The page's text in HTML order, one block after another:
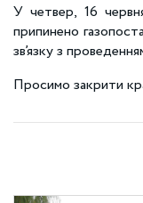
У четвер, 16
припинено
зв’язку з
Просимо закрити